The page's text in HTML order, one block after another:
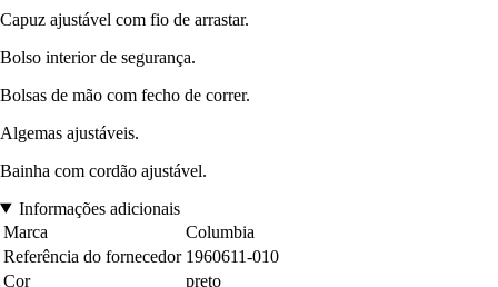
Capuz ajustável com fio de arrastar.
Bolso interior de segurança.
Bolsas de mão com fecho de correr.
Algemas ajustáveis.
Bainha com cordão ajustável.
Informações adicionais
Marca
Columbia
Referência do fornecedor 1960611-010
Cor
preto